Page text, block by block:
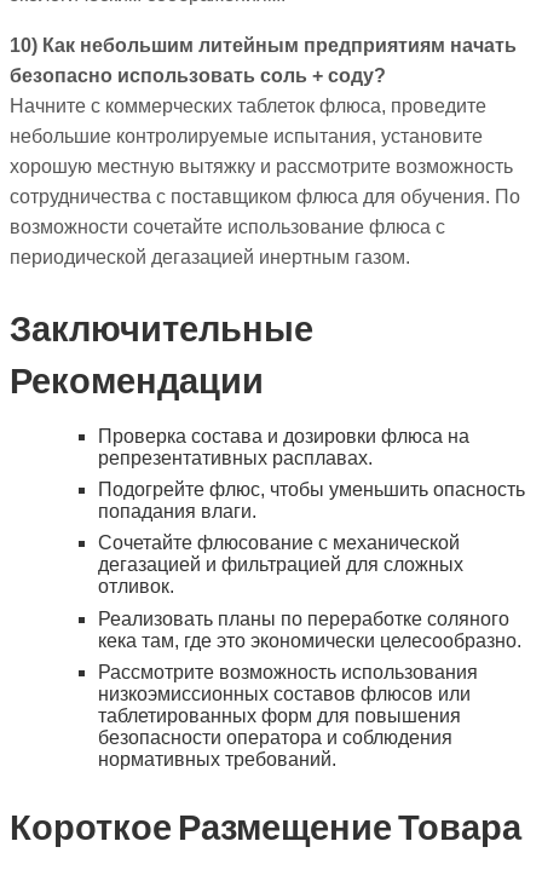
10) Как небольшим литейным предприятиям начать
безопасно использовать соль + соду?
Начните с коммерческих таблеток флюса, проведите
небольшие контролируемые испытания, установите
хорошую местную вытяжку и рассмотрите возможность
сотрудничества с поставщиком флюса для обучения. По
возможности сочетайте использование флюса с
периодической дегазацией инертным газом.
Заключительные
Рекомендации
Проверка состава и дозировки флюса на
репрезентативных расплавах.
Подогрейте флюс, чтобы уменьшить опасность
попадания влаги.
Сочетайте флюсование с механической
дегазацией и фильтрацией для сложных
отливок.
Реализовать планы по переработке соляного
кека там, где это экономически целесообразно.
Рассмотрите возможность использования
низкоэмиссионных составов флюсов или
таблетированных форм для повышения
безопасности оператора и соблюдения
нормативных требований.
Короткое Размещение Товара